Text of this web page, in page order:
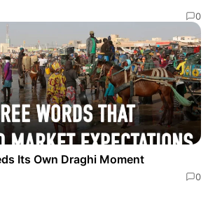
0
Its Own Draghi Moment
0